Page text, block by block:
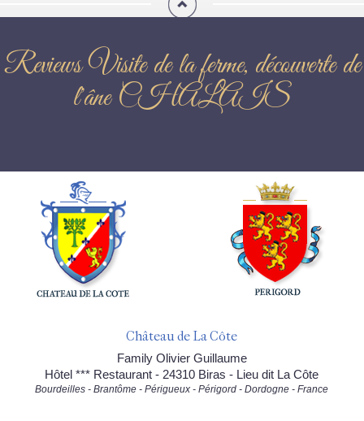
Reviews Visite de la ferme, découverte de
l'âne CHALAIS
Château de La Côte
Family Olivier Guillaume
Hôtel *** Restaurant - 24310 Biras - Lieu dit La Côte
Bourdeilles - Brantôme - Périgueux - Périgord - Dordogne - France